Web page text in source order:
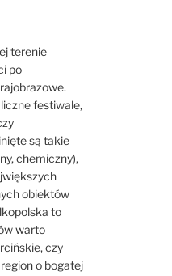
terenie
po
festiwale,
są takie
chemiczny),
obiektów
to
warto
czy
o bogatej